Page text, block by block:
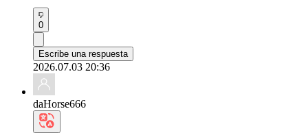
0
Escribe una respuesta
2026.07.03 20:36
daHorse666